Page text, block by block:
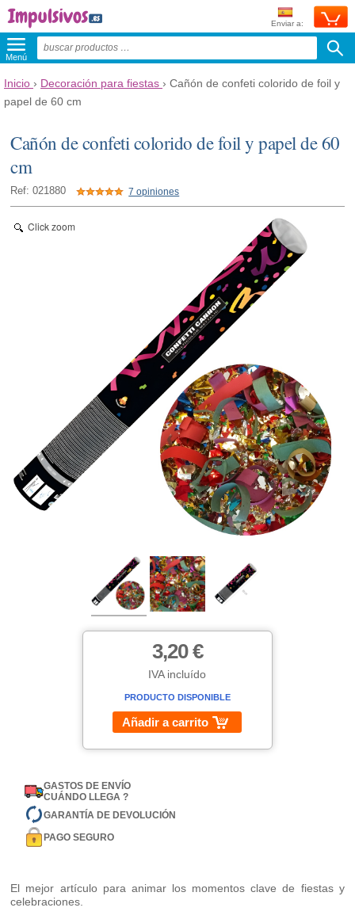
Enviar a:
Menú
Inicio › Decoración para fiestas › Cañón de confeti colorido de foil y
papel de 60 cm
Cañón de confeti colorido de foil y papel de 60
cm
Ref: 021880 7 opiniones
Click zoom
3,20 €
IVA incluído
PRODUCTO DISPONIBLE
Añadir a carrito
GASTOS DE ENVÍO
CUÁNDO LLEGA ?
GARANTÍA DE DEVOLUCIÓN
PAGO SEGURO
El mejor artículo para animar los momentos clave de fiestas y
celebraciones.